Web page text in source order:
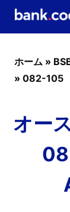
ホーム »
» 082-105
オー